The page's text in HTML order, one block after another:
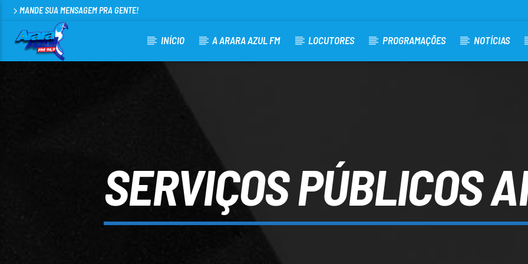
MANDE SUA MENSAGEM PRA GENTE!
INÍCIO A ARARA AZUL FM LOCUTORES PROGRAMAÇÕES NOTÍCIAS
SERVIÇOS PÚBLICOS